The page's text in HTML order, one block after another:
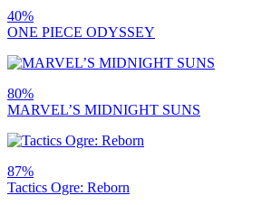
40%
ONE PIECE ODYSSEY
80%
MARVEL’S MIDNIGHT SUNS
87%
Tactics Ogre: Reborn